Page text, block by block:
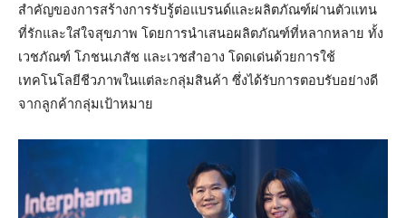
สำคัญของการสร้างการรับรู้ต่อแบรนด์และผลิตภัณฑ์ผ่านตัวแทน
ที่รักและใส่ใจสุขภาพ โดยการนำเสนอผลิตภัณฑ์ที่หลากหลาย ทั้ง
เวชภัณฑ์ โภชนเภสัช และเวชสำอาง โดดเด่นด้วยการใช้
เทคโนโลยีชีวภาพในแต่ละกลุ่มสินค้า ซึ่งได้รับการตอบรับอย่างดี
จากลูกค้ากลุ่มเป้าหมาย